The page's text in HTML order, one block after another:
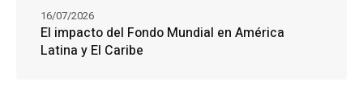
El impacto del Fondo Mundial en América
Latina y El Caribe
16/07/2026